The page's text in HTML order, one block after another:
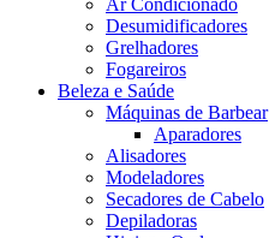
Ar Condicionado
Desumidificadores
Grelhadores
Fogareiros
Beleza e Saúde
Máquinas de Barbear
Aparadores
Alisadores
Modeladores
Secadores de Cabelo
Depiladoras